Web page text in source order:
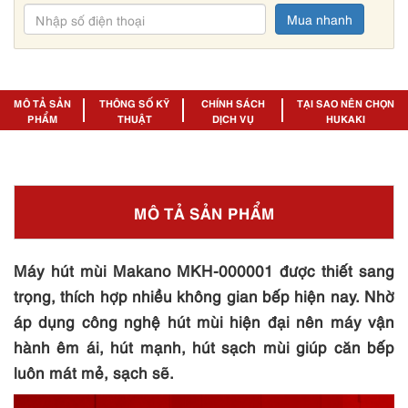
Mua nhanh
MÔ TẢ SẢN
PHẨM
THÔNG SỐ KỸ
THUẬT
CHÍNH SÁCH
DỊCH VỤ
TẠI SAO NÊN CHỌN
HUKAKI
MÔ TẢ SẢN PHẨM
Máy hút mùi Makano MKH-000001 được thiết sang
trọng, thích hợp nhiều không gian bếp hiện nay. Nhờ
áp dụng công nghệ hút mùi hiện đại nên máy vận
hành êm ái, hút mạnh, hút sạch mùi giúp căn bếp
luôn mát mẻ, sạch sẽ.